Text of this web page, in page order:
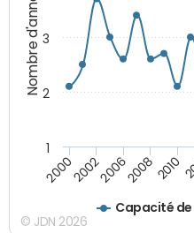
Nombre d'années
Capacité
20002002200620082010
1
2
3
© JDN 2026